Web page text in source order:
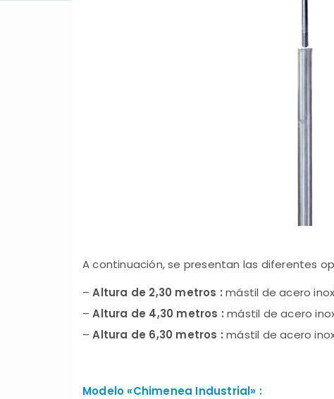
A continuación, se presentan las diferentes
–Altura de 2,30 metros : mástil de acero
–Altura de 4,30 metros : mástil de acero
–Altura de 6,30 metros : mástil de acero
Modelo «Chimenea Industrial» :